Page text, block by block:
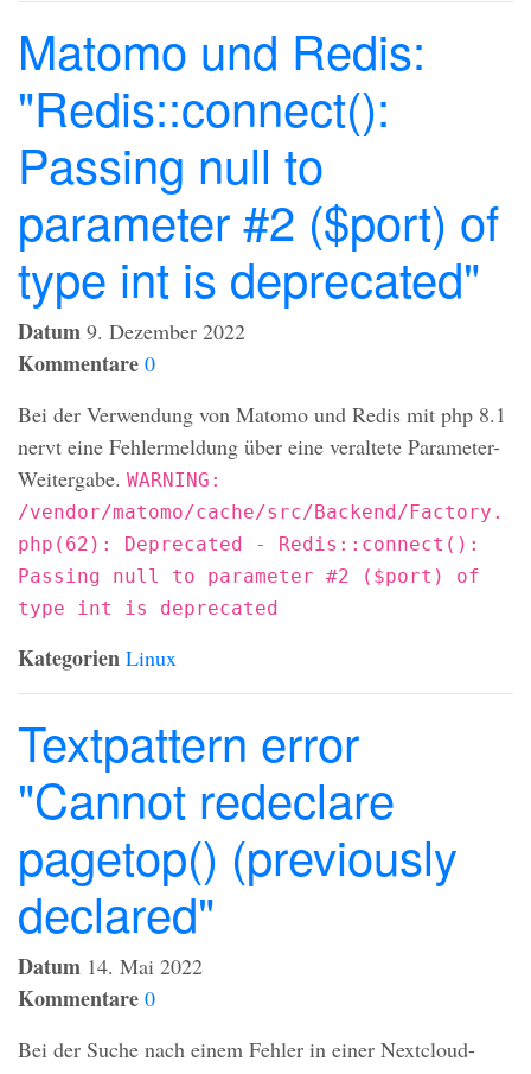
Matomo und Redis:
"Redis::connect():
Passing null to
parameter #2 ($port) of
type int is deprecated"
Datum 9. Dezember 2022
Kommentare 0
Bei der Verwendung von Matomo und Redis mit php 8.1
nervt eine Fehlermeldung über eine veraltete Parameter-
Weitergabe. WARNING:
/vendor/matomo/cache/src/Backend/Factory.
php(62): Deprecated - Redis::connect():
Passing null to parameter #2 ($port) of
type int is deprecated
Kategorien Linux
Textpattern error
"Cannot redeclare
pagetop() (previously
declared"
Datum 14. Mai 2022
Kommentare 0
Bei der Suche nach einem Fehler in einer Nextcloud-